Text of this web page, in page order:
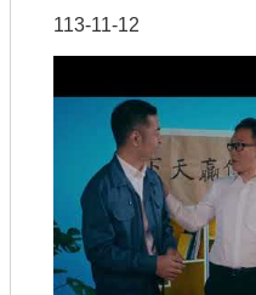
113-11-12
貪觀念從小養成」之理
大宣導層面，使誠信教
風氣。本影片以優良教
採購案件等孩童們身邊
選及貪污行為造成不
解廉潔的重要性。